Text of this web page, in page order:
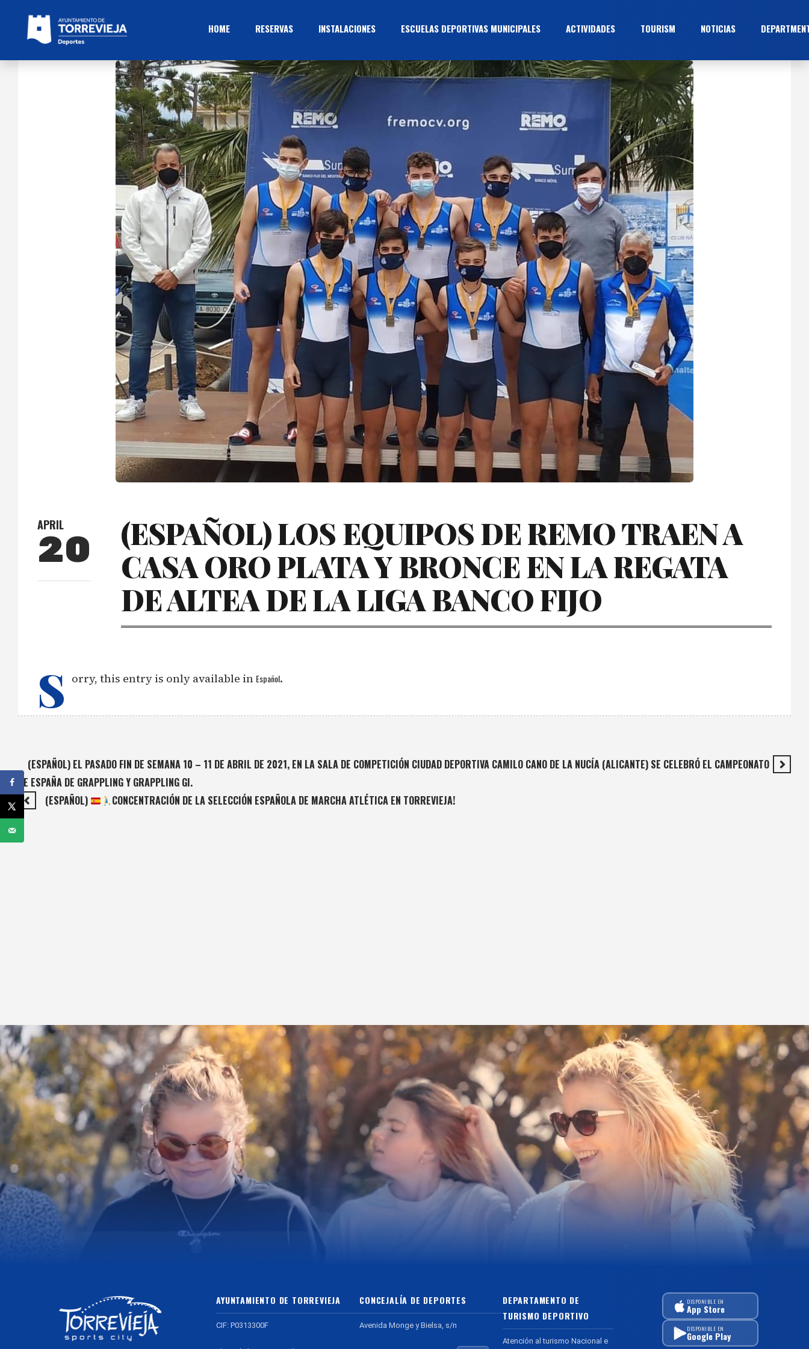
HOME RESERVAS INSTALACIONES ESCUELAS DEPORTIVAS MUNICIPALES ACTIVIDADES TOURISM NOTICIAS
APRIL
20
(ESPAÑOL) LOS EQUIPOS DE REMO TRAEN A
CASA ORO PLATA Y BRONCE EN LA REGATA
DE ALTEA DE LA LIGA BANCO FIJO
S orry, this entry is only available in Español.
(ESPAÑOL) EL PASADO FIN DE SEMANA 10 – 11 DE ABRIL DE 2021, EN LA SALA DE COMPETICIÓN CIUDAD DEPORTIVA CAMILO CANO DE LA NUCÍA (ALICANTE) SE CELEBRÓ EL CAMPEONATO
DE ESPAÑA DE GRAPPLING Y GRAPPLING GI.
(ESPAÑOL)
CONCENTRACIÓN DE LA SELECCIÓN ESPAÑOLA DE MARCHA ATLÉTICA EN TORREVIEJA!
AYUNTAMIENTO DE TORREVIEJA
CIF: P0313300F
CONCEJALÍA DE DEPORTES
Avenida Monge y Bielsa, s/n
DEPARTAMENTO DE
TURISMO DEPORTIVO
Atención al turismo Nacional e
DISPONIBLE EN
App Store
DISPONIBLE EN
Google Play